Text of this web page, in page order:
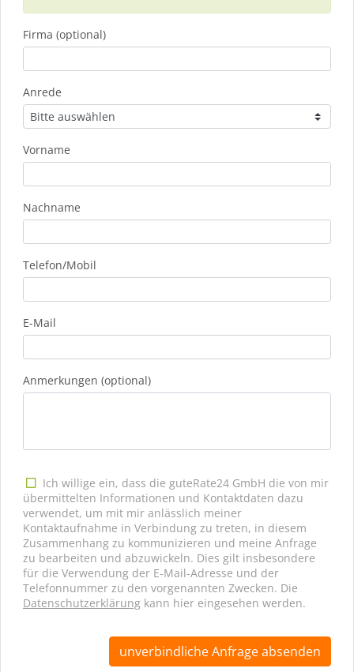
Firma (optional)
Anrede
Vorname
Nachname
Telefon/Mobil
E-Mail
Anmerkungen (optional)
Ich willige ein, dass die guteRate24 GmbH die von mir
übermittelten Informationen und Kontaktdaten dazu
verwendet, um mit mir anlässlich meiner
Kontaktaufnahme in Verbindung zu treten, in diesem
Zusammenhang zu kommunizieren und meine Anfrage
zu bearbeiten und abzuwickeln. Dies gilt insbesondere
für die Verwendung der E-Mail-Adresse und der
Telefonnummer zu den vorgenannten Zwecken. Die
Datenschutzerklärung kann hier eingesehen werden.
unverbindliche Anfrage absenden